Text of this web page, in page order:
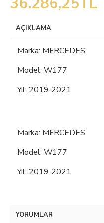
AÇIKLAMA
Marka: MERCEDES
Model: W177
Yıl: 2019-2021
Marka: MERCEDES
Model: W177
Yıl: 2019-2021
YORUMLAR